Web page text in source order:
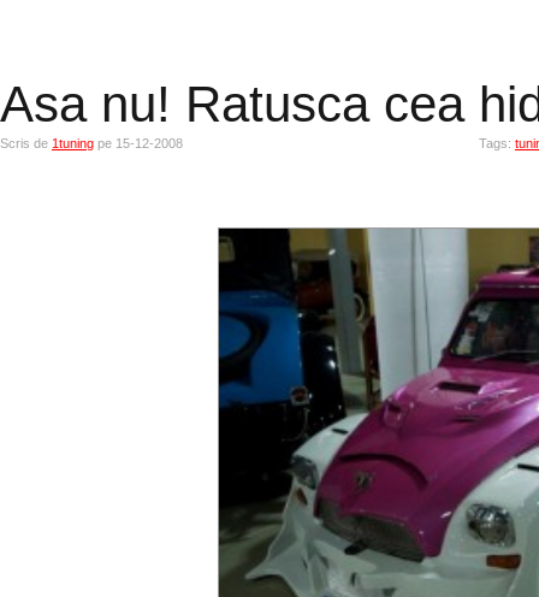
Asa nu! Ratusca cea
Scris de 1tuning pe 15-12-2008 Tags: